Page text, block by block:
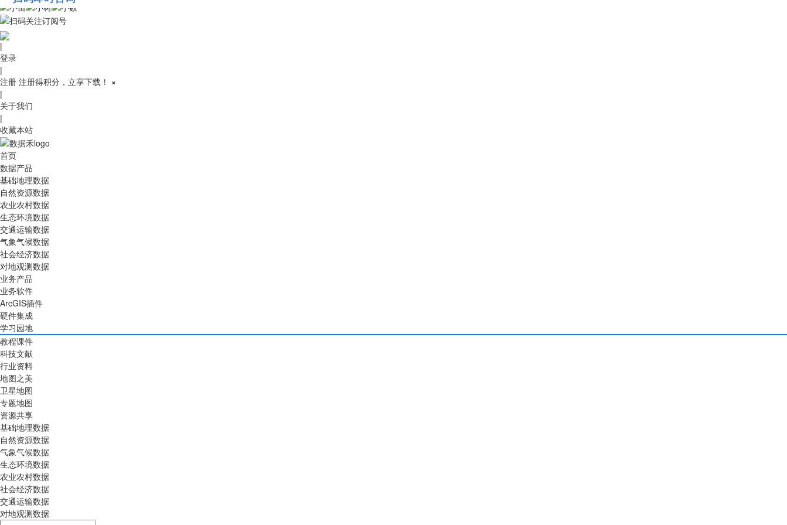
010-53689091
|
登录
|
注册 注册得积分，立享下载！ ×
|
关于我们
|
收藏本站
首页
数据产品
基础地理数据
自然资源数据
农业农村数据
生态环境数据
交通运输数据
气象气候数据
社会经济数据
对地观测数据
业务产品
业务软件
ArcGIS插件
硬件集成
学习园地
教程课件
科技文献
行业资料
地图之美
卫星地图
专题地图
资源共享
基础地理数据
自然资源数据
气象气候数据
生态环境数据
农业农村数据
社会经济数据
交通运输数据
对地观测数据